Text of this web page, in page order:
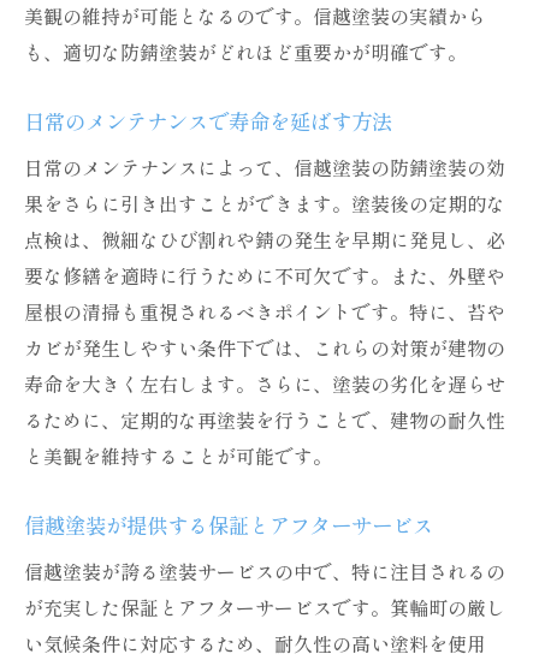
美観の維持が可能となるのです。信越塗装の実績から
も、適切な防錆塗装がどれほど重要かが明確です。
日常のメンテナンスで寿命を延ばす方法
日常のメンテナンスによって、信越塗装の防錆塗装の効
果をさらに引き出すことができます。塗装後の定期的な
点検は、微細なひび割れや錆の発生を早期に発見し、必
要な修繕を適時に行うために不可欠です。また、外壁や
屋根の清掃も重視されるべきポイントです。特に、苔や
カビが発生しやすい条件下では、これらの対策が建物の
寿命を大きく左右します。さらに、塗装の劣化を遅らせ
るために、定期的な再塗装を行うことで、建物の耐久性
と美観を維持することが可能です。
信越塗装が提供する保証とアフターサービス
信越塗装が誇る塗装サービスの中で、特に注目されるの
が充実した保証とアフターサービスです。箕輪町の厳し
い気候条件に対応するため、耐久性の高い塗料を使用